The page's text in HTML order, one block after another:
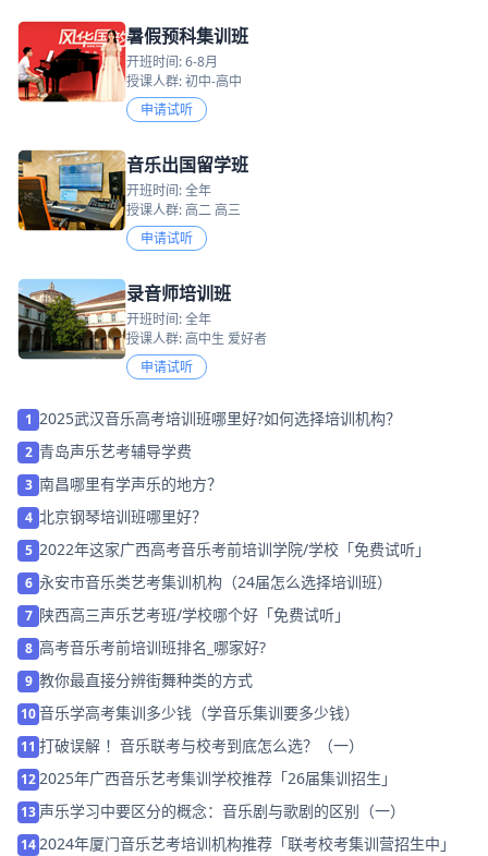
暑假预科集训班
开班时间: 6-8月
授课人群: 初中-高中
申请试听
音乐出国留学班
开班时间: 全年
授课人群: 高二 高三
申请试听
录音师培训班
开班时间: 全年
授课人群: 高中生 爱好者
申请试听
1 2025武汉音乐高考培训班哪里好?如何选择培训机构？
2 青岛声乐艺考辅导学费
3 南昌哪里有学声乐的地方？
4 北京钢琴培训班哪里好？
5 2022年这家广西高考音乐考前培训学院/学校「免费试听」
6 永安市音乐类艺考集训机构（24届怎么选择培训班）
7 陕西高三声乐艺考班/学校哪个好「免费试听」
8 高考音乐考前培训班排名_哪家好?
9 教你最直接分辨街舞种类的方式
10音乐学高考集训多少钱（学音乐集训要多少钱）
11 打破误解 ！音乐联考与校考到底怎么选？（一）
122025年广西音乐艺考集训学校推荐「26届集训招生」
13 声乐学习中要区分的概念：音乐剧与歌剧的区别（一）
142024年厦门音乐艺考培训机构推荐「联考校考集训营招生中」